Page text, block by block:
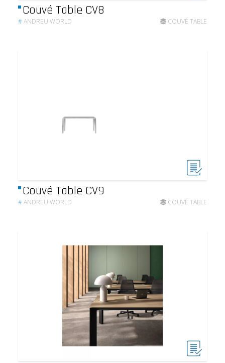
Couvé Table CV8
#ANDREU WORLD COUVÉ TABLE
Couvé Table CV9
#ANDREU WORLD COUVÉ TABLE